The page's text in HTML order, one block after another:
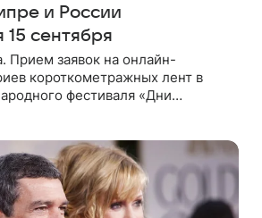
и России
сентября
Прием заявок на онлайн-
короткометражных лент в
фестиваля «Дни